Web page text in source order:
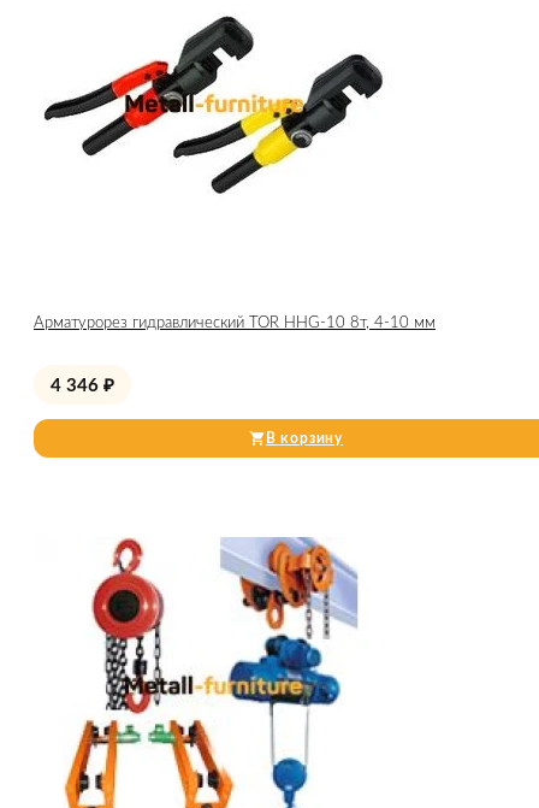
Арматурорез гидравлический TOR HHG-10 8т, 4-10 мм
4 346 ₽
В корзину